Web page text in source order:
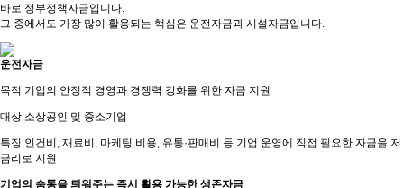
바로 정부정책자금입니다.
그 중에서도 가장 많이 활용되는 핵심은 운전자금과 시설자금입니다.
운전자금
목적 기업의 안정적 경영과 경쟁력 강화를 위한 자금 지원
대상 소상공인 및 중소기업
특징 인건비, 재료비, 마케팅 비용, 유통·판매비 등 기업 운영에 직접 필요한 자금을 저
금리로 지원
기업의 숨통을 틔워주는 즉시 활용 가능한 생존자금